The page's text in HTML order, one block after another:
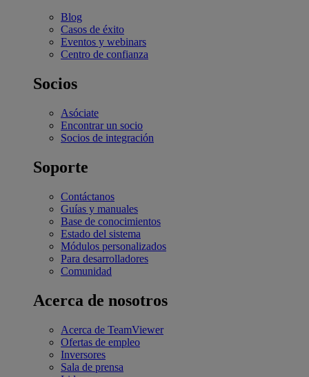
Blog
Casos de éxito
Eventos y webinars
Centro de confianza
Socios
Asóciate
Encontrar un socio
Socios de integración
Soporte
Contáctanos
Guías y manuales
Base de conocimientos
Estado del sistema
Módulos personalizados
Para desarrolladores
Comunidad
Acerca de nosotros
Acerca de TeamViewer
Ofertas de empleo
Inversores
Sala de prensa